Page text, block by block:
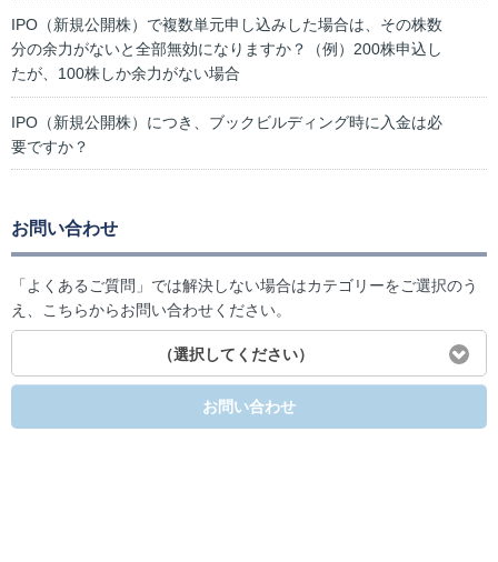
IPO（新規公開株）で複数単元申し込みした場合は、その株数
分の余力がないと全部無効になりますか？（例）200株申込し
たが、100株しか余力がない場合
IPO（新規公開株）につき、ブックビルディング時に入金は必
要ですか？
お問い合わせ
「よくあるご質問」では解決しない場合はカテゴリーをご選択のう
え、こちらからお問い合わせください。
（選択してください）
お問い合わせ